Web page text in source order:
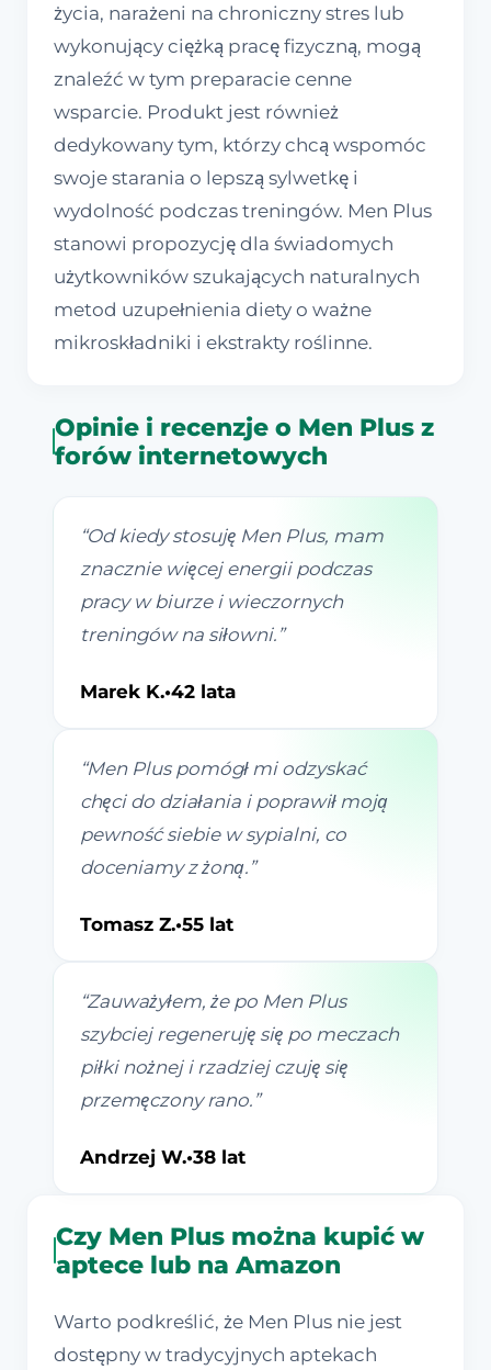
życia, narażeni na chroniczny stres lub
wykonujący ciężką pracę fizyczną, mogą
znaleźć w tym preparacie cenne
wsparcie. Produkt jest również
dedykowany tym, którzy chcą wspomóc
swoje starania o lepszą sylwetkę i
wydolność podczas treningów. Men Plus
stanowi propozycję dla świadomych
użytkowników szukających naturalnych
metod uzupełnienia diety o ważne
mikroskładniki i ekstrakty roślinne.
Opinie i recenzje o Men Plus z
forów internetowych
“Od kiedy stosuję Men Plus, mam
znacznie więcej energii podczas
pracy w biurze i wieczornych
treningów na siłowni. ”
Marek K.•42 lata
“Men Plus pomógł mi odzyskać
chęci do działania i poprawił moją
pewność siebie w sypialni, co
doceniamy z żoną. ”
Tomasz Z.•55 lat
“Zauważyłem, że po Men Plus
szybciej regeneruję się po meczach
piłki nożnej i rzadziej czuję się
przemęczony rano. ”
Andrzej W.•38 lat
Czy Men Plus można kupić w
aptece lub na Amazon
Warto podkreślić, że Men Plus nie jest
dostępny w tradycyjnych aptekach